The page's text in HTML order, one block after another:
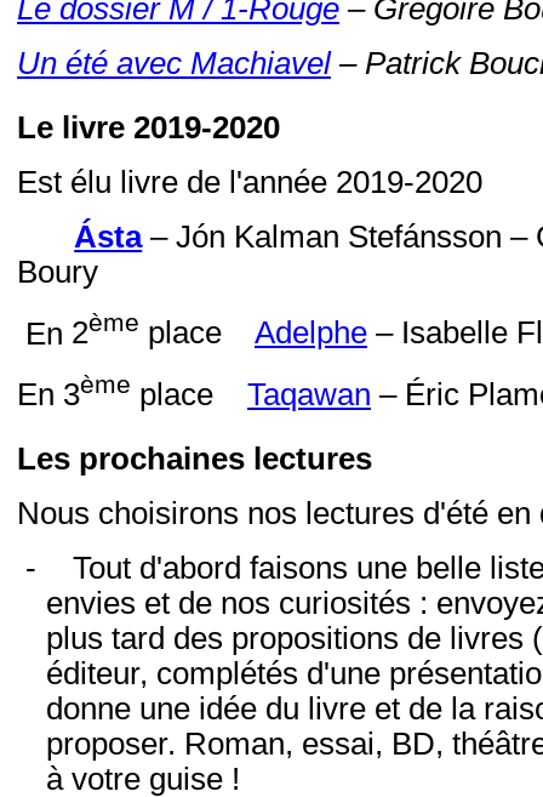
Le dossier M / 1-Rouge – Grégoire
Un été avec Machiavel– Patrick
Le livre 2019-2020
Est élu livre de l'année 2019-2020
Ásta– Jón Kalman Stefánsson –
Boury
En 2ème place Adelphe – Isabelle
En 3ème place Taqawan – Éric
Les prochaines lectures
Nous choisirons nos lectures d'été en
-
Tout d'abord faisons une belle
envies et de nos curiosités :
plus tard des propositions de livres
éditeur, complétés d'une
donne une idée du livre et de la
proposer. Roman, essai, BD,
à votre guise !